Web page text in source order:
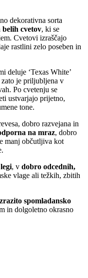
dekorativna sorta
belih cvetov, ki se
Cvetovi izraščajo
rastlini zelo poseben in
deluje ‘Texas White’
zato je priljubljena v
Po cvetenju se
ustvarjajo prijetno,
tone.
dobro razvejana in
na mraz, dobro
manj občutljiva kot
, v dobro odcednih,
vlage ali težkih, zbitih
spomladansko
in dolgoletno okrasno